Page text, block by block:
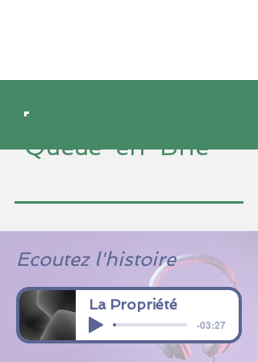
Patrimoine de La
Queue-en-Brie
Ecoutez l'histoire
La Propriété
-03:27